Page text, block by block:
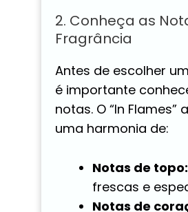
2. Conheça as
Fragrância
Antes de escolher
é importante
notas. O “In Flames”
uma harmonia de:
Notas de topo:
frescas e
Notas de